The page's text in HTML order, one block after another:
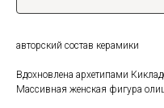
авторский состав керамики
Вдохновлена архетипами
Массивная женская фигура